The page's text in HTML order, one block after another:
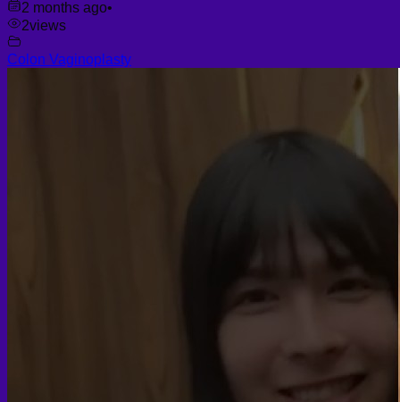
2 months ago•
2views
Colon Vaginoplasty